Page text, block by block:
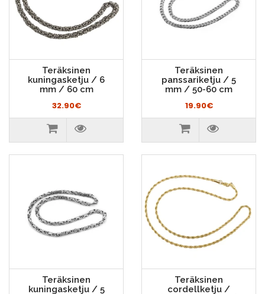
Teräksinen
kuningasketju / 6
mm / 60 cm
32.90€
Teräksinen
panssariketju / 5
mm / 50-60 cm
19.90€
Teräksinen
kuningasketju / 5
Teräksinen
cordellketju /